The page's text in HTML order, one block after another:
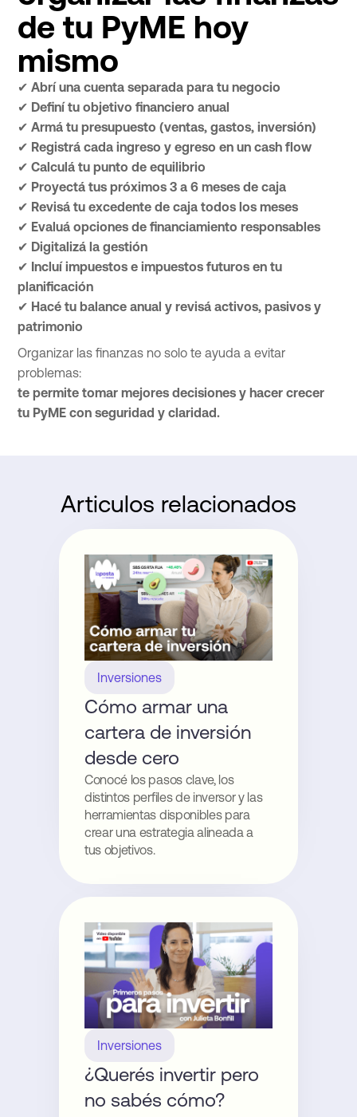
de tu PyME hoy
mismo
✔Abrí una cuenta separada para tu negocio
✔ Definí tu objetivo financiero anual
✔Armá tu presupuesto (ventas, gastos, inversión)
✔ Registrá cada ingreso y egreso en un cash flow
✔Calculá tu punto de equilibrio
✔ Proyectá tus próximos 3 a 6 meses de caja
✔ Revisá tu excedente de caja todos los meses
✔ Evaluá opciones de financiamiento responsables
✔ Digitalizá la gestión
✔ Incluí impuestos e impuestos futuros en tu
planificación
✔ Hacé tu balance anual y revisá activos, pasivos y
patrimonio
Organizar las finanzas no solo te ayuda a evitar
problemas:
te permite tomar mejores decisiones y hacer crecer
tu PyME con seguridad y claridad.
Articulos relacionados
Inversiones
Cómo armar una
cartera de inversión
desde cero
Conocé los pasos clave, los
distintos perfiles de inversor y las
herramientas disponibles para
crear una estrategia alineada a
tus objetivos.
Inversiones
¿Querés invertir pero
no sabés cómo?